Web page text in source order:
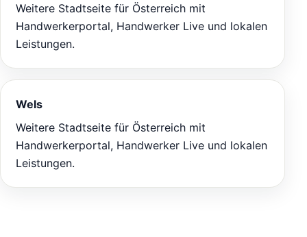
Weitere Stadtseite für Österreich mit
Handwerkerportal, Handwerker Live und lokalen
Leistungen.
Wels
Weitere Stadtseite für Österreich mit
Handwerkerportal, Handwerker Live und lokalen
Leistungen.